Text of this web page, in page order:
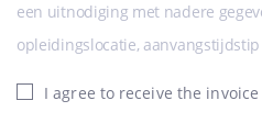
een uitnodiging met nadere
opleidingslocatie,
I agree to receive the